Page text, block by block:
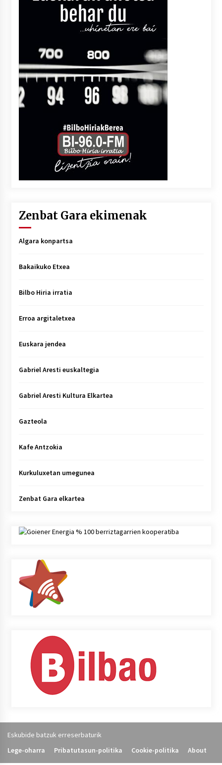
Zenbat Gara ekimenak
Algara konpartsa
Bakaikuko Etxea
Bilbo Hiria irratia
Erroa argitaletxea
Euskara jendea
Gabriel Aresti euskaltegia
Gabriel Aresti Kultura Elkartea
Gazteola
Kafe Antzokia
Kurkuluxetan umegunea
Zenbat Gara elkartea
Eskubide batzuk erreserbaturik
Lege-oharra
Pribatutasun-politika Cookie-politika About